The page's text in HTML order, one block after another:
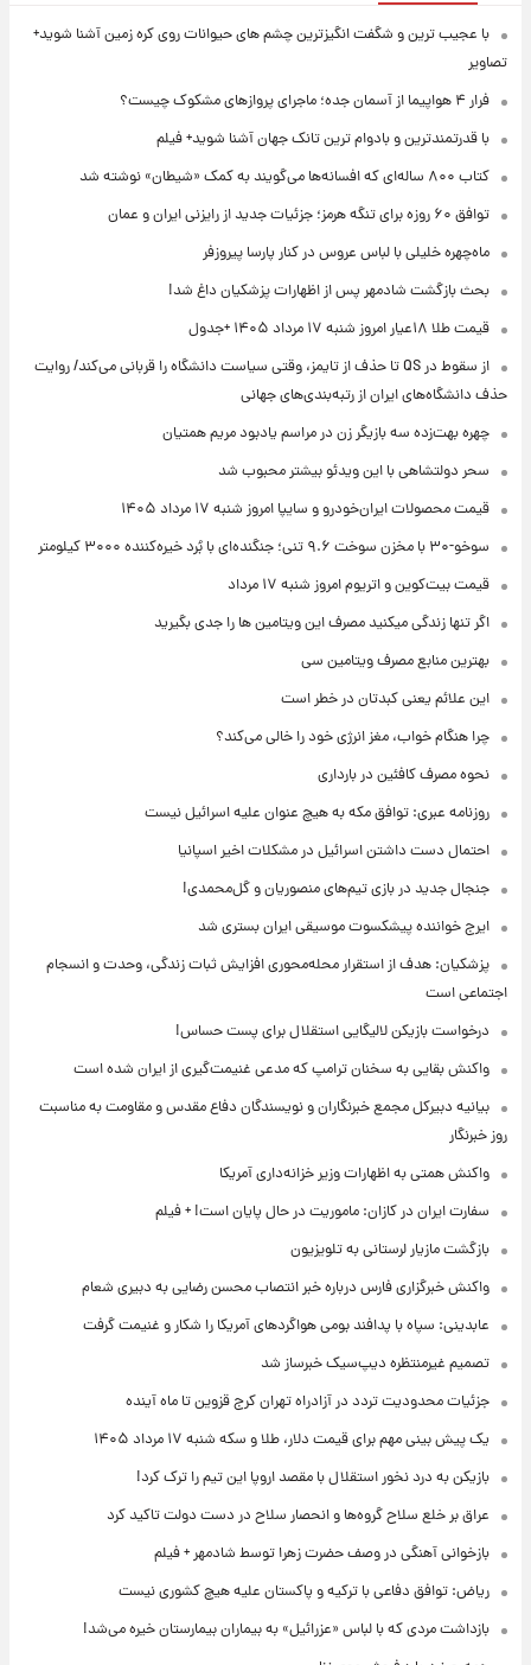
با عجیب ترین و شگفت انگیزترین چشم های حیوانات روی کره زمین آشنا شوید+
تصاویر
فرار ۴ هواپیما از آسمان جده؛ ماجرای پروازهای مشکوک چیست؟
با قدرتمندترین و بادوام ترین تانک جهان آشنا شوید+ فیلم
کتاب ۸۰۰ ساله‌ای که افسانه‌ها می‌گویند به کمک «شیطان» نوشته شد
توافق ۶۰ روزه برای تنگه هرمز؛ جزئیات جدید از رایزنی ایران و عمان
ماه‌چهره خلیلی با لباس عروس در کنار پارسا پیروزفر
بحث بازگشت شادمهر پس از اظهارات پزشکیان داغ شد!
قیمت طلا ۱۸عیار امروز شنبه ۱۷ مرداد ۱۴۰۵ +جدول
از سقوط در QS تا حذف از تایمز، وقتی سیاست دانشگاه را قربانی می‌کند/ روایت
حذف دانشگاه‌های ایران از رتبه‌بندی‌های جهانی
چهره بهت‌زده سه بازیگر زن در مراسم یادبود مریم همتیان
سحر دولتشاهی با این ویدئو بیشتر محبوب شد
قیمت محصولات ایران‌خودرو و سایپا امروز شنبه ۱۷ مرداد ۱۴۰۵
سوخو-۳۰ با مخزن سوخت ۹.۶ تنی؛ جنگنده‌ای با بُرد خیره‌کننده ۳۰۰۰ کیلومتر
قیمت بیت‌کوین و اتریوم امروز شنبه ۱۷ مرداد
اگر تنها زندگی میکنید مصرف این ویتامین ها را جدی بگیرید
بهترین منابع مصرف ویتامین سی
این علائم یعنی کبدتان در خطر است
چرا هنگام خواب، مغز انرژی خود را خالی می‌کند؟
نحوه مصرف کافئین در بارداری
روزنامه عبری: توافق مکه به هیچ عنوان علیه اسرائیل نیست
احتمال دست داشتن اسرائیل در مشکلات اخیر اسپانیا
جنجال جدید در بازی تیم‌های منصوریان و گل‌محمدی!
ایرج خواننده پیشکسوت موسیقی ایران بستری شد
پزشکیان: هدف از استقرار محله‌محوری افزایش ثبات زندگی، وحدت و انسجام
اجتماعی است
درخواست بازیکن لالیگایی استقلال برای پست حساس!
واکنش بقایی به سخنان ترامپ که مدعی غنیمت‌گیری از ایران شده است
بیانیه دبیرکل مجمع خبرنگاران و نویسندگان دفاع مقدس و مقاومت به مناسبت
روز خبرنگار
واکنش همتی به اظهارات وزیر خزانه‌داری آمریکا
سفارت ایران در کازان: ماموریت در حال پایان است! + فیلم
بازگشت مازیار لرستانی به تلویزیون
واکنش خبرگزاری فارس درباره خبر انتصاب محسن رضایی به دبیری شعام
عابدینی: سپاه با پدافند بومی هواگردهای آمریکا را شکار و غنیمت گرفت
تصمیم غیرمنتظره دیپ‌سیک خبرساز شد
جزئیات محدودیت تردد در آزادراه تهران کرج قزوین تا ماه آینده
یک پیش ‌بینی مهم برای قیمت دلار، طلا و سکه شنبه ۱۷ مرداد ۱۴۰۵
بازیکن به درد نخور استقلال با مقصد اروپا این تیم را ترک کرد!
عراق بر خلع سلاح گروه‌ها و انحصار سلاح در دست دولت تاکید کرد
بازخوانی آهنگی در وصف حضرت زهرا توسط شادمهر + فیلم
ریاض: توافق دفاعی با ترکیه و پاکستان علیه هیچ کشوری نیست
بازداشت مردی که با لباس «عزرائیل» به بیماران بیمارستان خیره می‌شد!